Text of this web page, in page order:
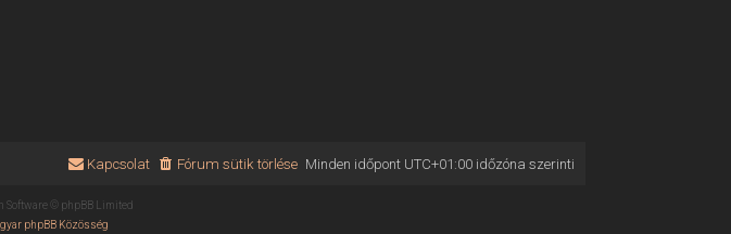
Minden időpont UTC+01:00időzóna szerinti
Fórum sütik törlése
Kapcsolat
Software © phpBB Limited
phpBB Közösség